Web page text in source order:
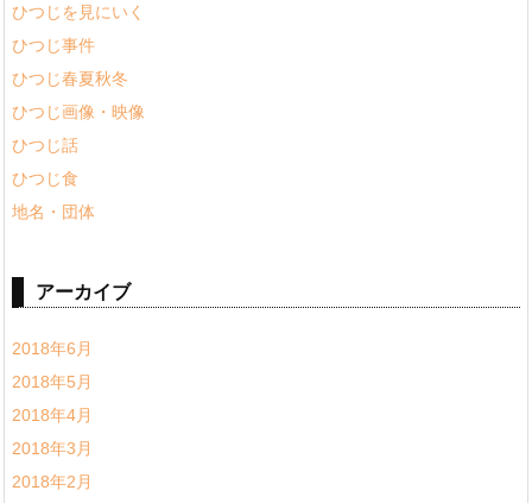
ひつじを見にいく
ひつじ事件
ひつじ春夏秋冬
ひつじ画像・映像
ひつじ話
ひつじ食
地名・団体
アーカイブ
2018年6月
2018年5月
2018年4月
2018年3月
2018年2月